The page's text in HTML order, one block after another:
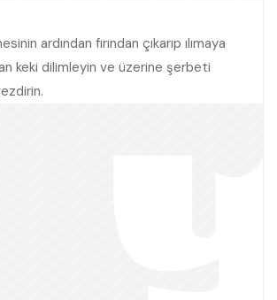
ardından fırından çıkarıp ılımaya
keki dilimleyin ve üzerine şerbeti